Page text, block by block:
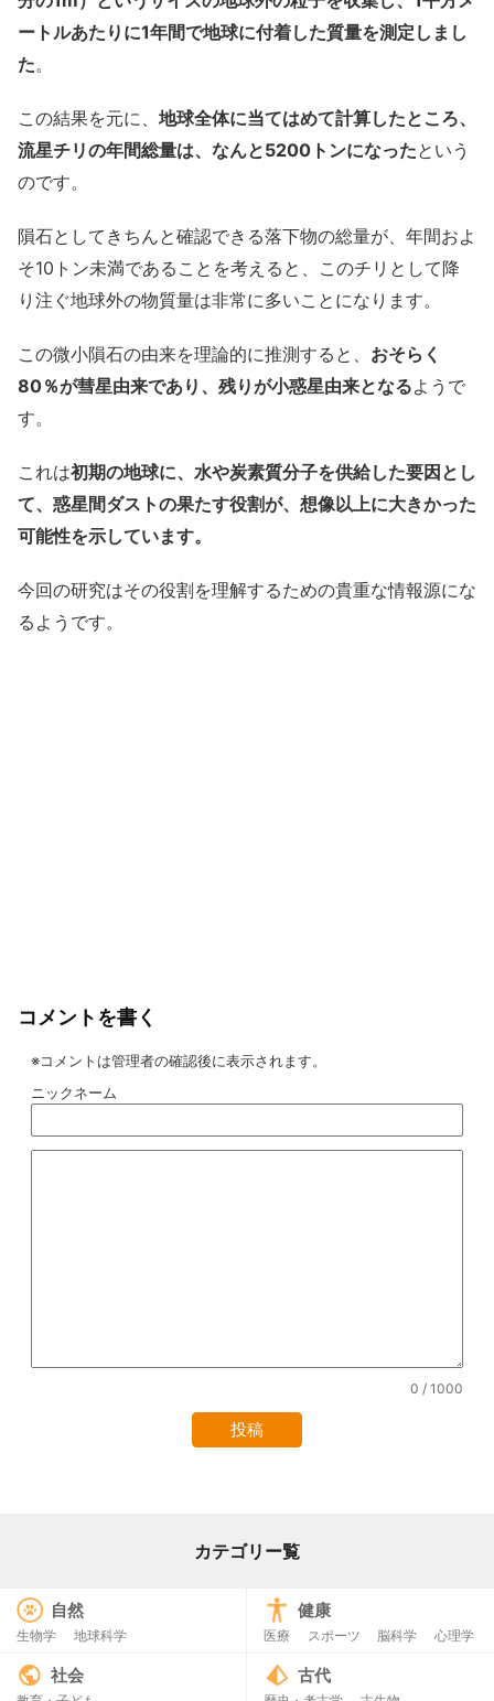
ートルあたりに1年間で地球に付着した質量を測定しまし
た。
この結果を元に、 地球全体に当てはめて計算したところ、
流星チリの年間総量は、なんと5200トンになったという
のです。
隕石としてきちんと確認できる落下物の総量が、年間およ
そ10トン未満であることを考えると、このチリとして降
り注ぐ地球外の物質量は非常に多いことになります。
この微小隕石の由来を理論的に推測すると、 おそらく
80％が彗星由来であり、残りが小惑星由来となるようで
す。
これは初期の地球に、水や炭素質分子を供給した要因とし
て、惑星間ダストの果たす役割が、想像以上に大きかった
可能性を示しています。
今回の研究はその役割を理解するための貴重な情報源にな
るようです。
コメントを書く
※コメントは管理者の確認後に表示されます。
ニックネーム
0 / 1000
カテゴリー覧
自然
生物学 地球科学
健康
医療 スポーツ 脳科学 心理学
社会 古代